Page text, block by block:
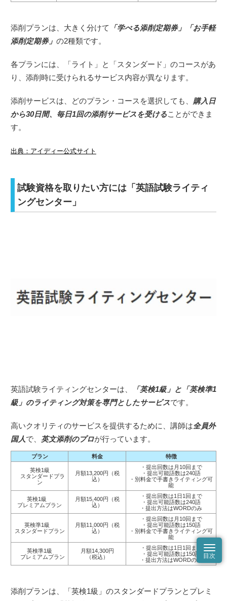
添削プランは、大きく分けて
「学べる添削定期券」「お手軽
添削定期券」 の2種類です。
各プランには、「ライト」と「スタンダード」のコースがあ
り、添削時に受けられるサービス内容が異なります。
添削サービスは、どのプラン・コースを選択しても、 購入日
から30日間、毎日1回の添削サービスを受けることができま
す。
出典：アイディー公式サイト
試験資格を取りたい方には「英語試験ライティ
ングセンター」
英語試験ライティングセンターは、
「英検1級」と「英検準1
級」のライティング対策を専門としたサービスです。
高いクオリティのサービスを提供するために、講師は全員外
国人で、 英文添削のプロが行っています。
プラン 料金 特徴
英検1級
スタンダードプラ
ン
月額13,200円（税
込）
・提出回数は月10回まで
・提出可能語数は240語
・別料金で手書きライティング可
能
英検1級
プレミアムプラン
月額15,400円（税
込）
・提出回数は1日1回まで
・提出可能語数は240語
・提出方法はWORDのみ
英検準1級
スタンダードプラン
月額11,000円（税
込）
・提出回数は月10回まで
・提出可能語数は150語
・別料金で手書きライティング可
能
英検準1級
プレミアムプラン
月額14,300円
（税込）
・提出回数は1日1回まで
・提出可能語数は150語
・提出方法はWORDのみ
添削プランは、「英検1級」のスタンダードプランとプレミ